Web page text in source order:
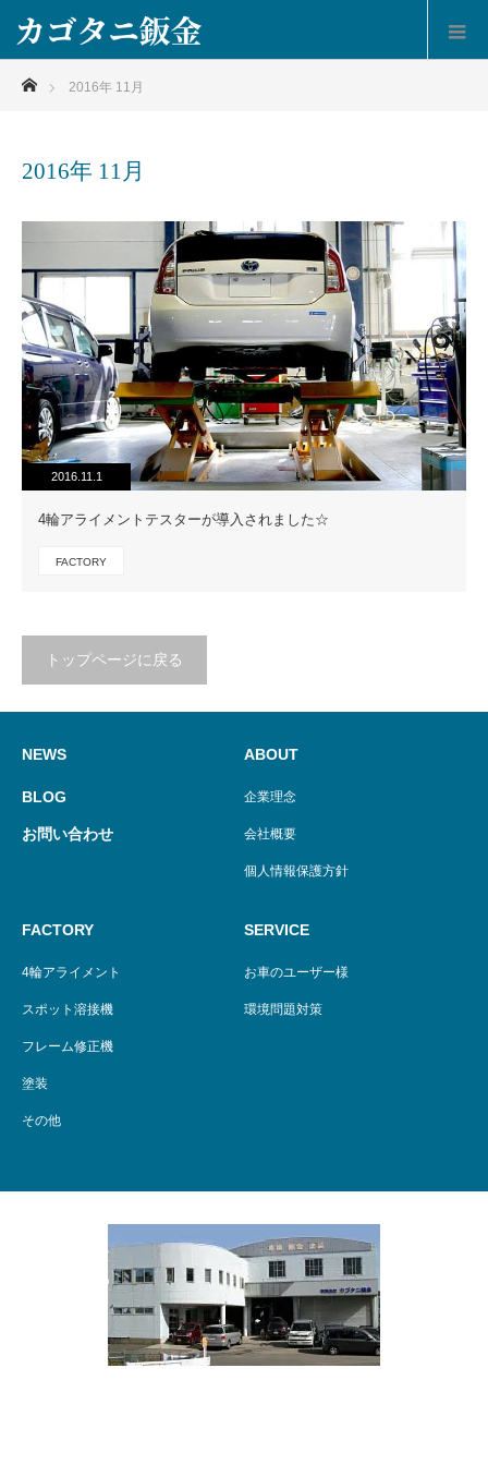
ホーム
2016年 11月
2016年 11月
2016.11.1
4輪アライメントテスターが導入されました☆
FACTORY
トップページに戻る
NEWS
BLOG
お問い合わせ
ABOUT
企業理念
会社概要
個人情報保護方針
FACTORY
4輪アライメント
スポット溶接機
フレーム修正機
塗装
その他
SERVICE
お車のユーザー様
環境問題対策